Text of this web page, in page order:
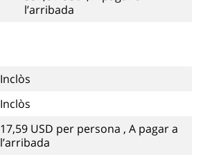
l’arribada
Inclòs
Inclòs
17,59 USD per persona , A pagar a
l’arribada